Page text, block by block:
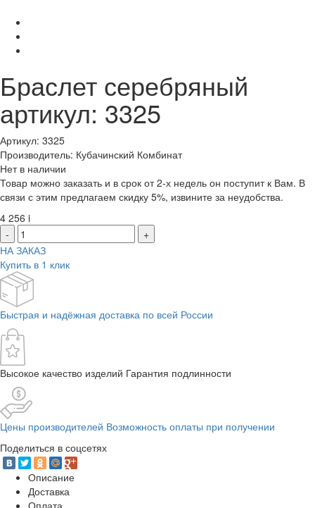
Браслет серебряный
артикул: 3325
Артикул: 3325
Производитель: Кубачинский Комбинат
Нет в наличии
Товар можно заказать и в срок от 2-х недель он поступит к Вам. В
связи с этим предлагаем скидку 5%, извините за неудобства.
4 256 i
-
+
НА ЗАКАЗ
Купить в 1 клик
Быстрая и надёжная доставка по всей России
Высокое качество изделий Гарантия подлинности
Цены производителей Возможность оплаты при получении
Поделиться в соцсетях
Описание
Доставка